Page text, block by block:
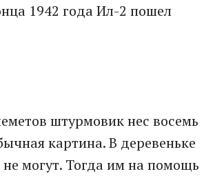
1942 года Ил-2 пошел
штурмовик нес восемь
картина. В деревеньке
могут. Тогда им на помощь